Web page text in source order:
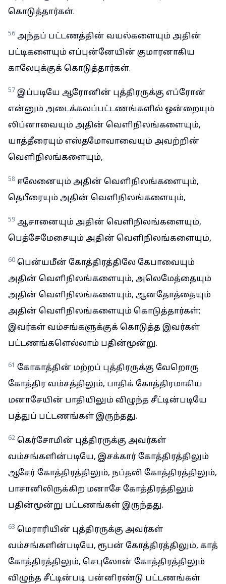
கொடுத்தார்கள்.
56 அந்தப் பட்டணத்தின் வயல்களையும் அதின்
பட்டிகளையும் எப்புன்னேயின் குமாரனாகிய
காலேபுக்குக் கொடுத்தார்கள்.
57 இப்படியே ஆரோனின் புத்திரருக்கு எப்ரோன்
என்னும் அடைக்கலப்பட்டணங்களில் ஒன்றையும்
லிப்னாவையும் அதின் வெளிநிலங்களையும்,
யாத்தீரையும் எஸ்தமோவாவையும் அவற்றின்
வெளிநிலங்களையும்,
58 ஈலேனையும் அதின் வெளிநிலங்களையும்,
தெபீரையும் அதின் வெளிநிலங்களையும்,
59 ஆசானையும் அதின் வெளிநிலங்களையும்,
பெத்சேமேசையும் அதின் வெளிநிலங்களையும்,
60 பென்யமீன் கோத்திரத்திலே கேபாவையும்
அதின் வெளிநிலங்களையும், அலெமேத்தையும்
அதின் வெளிநிலங்களையும், ஆனதோத்தையும்
அதின் வெளிநிலங்களையும் கொடுத்தார்கள்;
இவர்கள் வம்சங்களுக்குக் கொடுத்த இவர்கள்
பட்டணங்களெல்லாம் பதின்மூன்று.
61 கோகாத்தின் மற்றப் புத்திரருக்கு வேறொரு
கோத்திர வம்சத்திலும், பாதிக் கோத்திரமாகிய
மனாசேயின் பாதியிலும் விழுந்த சீட்டின்படியே
பத்துப் பட்டணங்கள் இருந்தது.
62 கெர்சோமின் புத்திரருக்கு அவர்கள்
வம்சங்களின்படியே, இசக்கார் கோத்திரத்திலும்
ஆசேர் கோத்திரத்திலும், நப்தலி கோத்திரத்திலும்,
பாசானிலிருக்கிற மனாசே கோத்திரத்திலும்
பதின்மூன்று பட்டணங்கள் இருந்தது.
63 மெராரியின் புத்திரருக்கு அவர்கள்
வம்சங்களின்படியே, ரூபன் கோத்திரத்திலும், காத்
கோத்திரத்திலும், செபுலோன் கோத்திரத்திலும்
விழுந்த சீட்டின்படி பன்னிரண்டு பட்டணங்கள்